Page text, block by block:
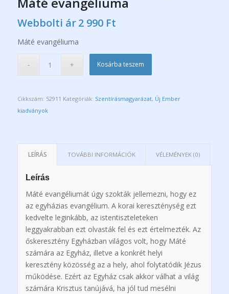
Webbolti ár 2 990 Ft
Máté evangéliuma
Kosárba teszem
Cikkszám: 52911 Kategóriák: Szentírásmagyarázat, Új Ember
kiadványok
LEÍRÁS TOVÁBBI INFORMÁCIÓK VÉLEMÉNYEK (0)
Leírás
Máté evangéliumát úgy szoktákjellemezni, hogy ez
az egyházias evangélium. A korai kereszténység ezt
kedvelte leginkább, az isten­tiszteleteken
leggyakrabban ezt olvastákfel és ezt értelmezték. Az
őskeresztény Egyházban világos volt, hogy Máté
számára az Egyház, illetve a konkrét helyi
keresztény közösség az a hely, ahol folytatódik Jézus
működése. Ezért az Egyház csak akkor válhat a világ
számára Krisztus tanújává, ha jól tud mesélni